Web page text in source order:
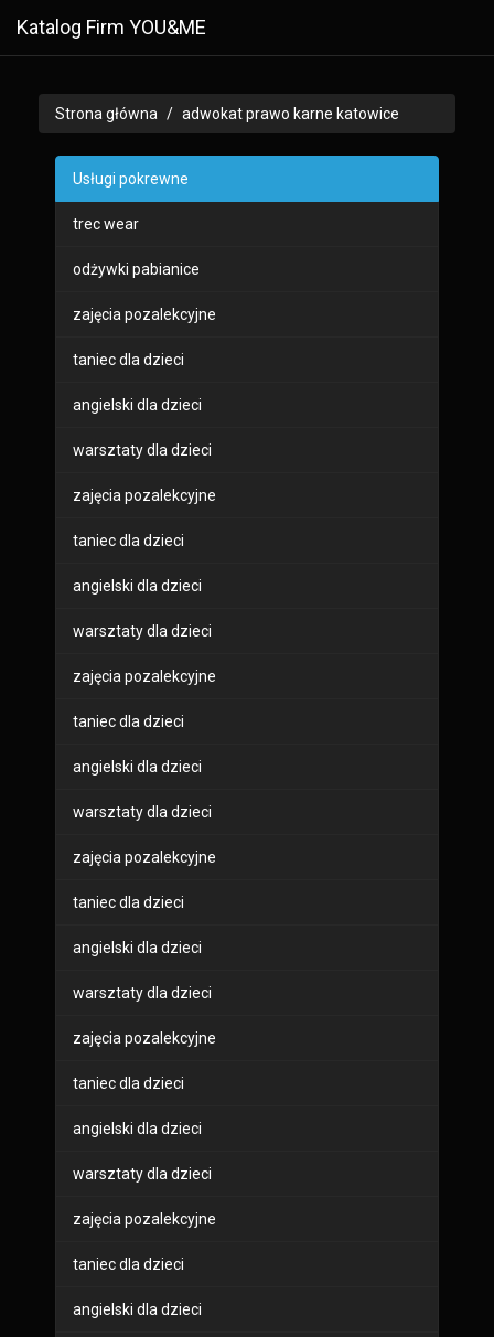
Katalog Firm YOU&ME
Strona główna adwokat prawo karne katowice
Usługi pokrewne
trec wear
odżywki pabianice
zajęcia pozalekcyjne
taniec dla dzieci
angielski dla dzieci
warsztaty dla dzieci
zajęcia pozalekcyjne
taniec dla dzieci
angielski dla dzieci
warsztaty dla dzieci
zajęcia pozalekcyjne
taniec dla dzieci
angielski dla dzieci
warsztaty dla dzieci
zajęcia pozalekcyjne
taniec dla dzieci
angielski dla dzieci
warsztaty dla dzieci
zajęcia pozalekcyjne
taniec dla dzieci
angielski dla dzieci
warsztaty dla dzieci
zajęcia pozalekcyjne
taniec dla dzieci
angielski dla dzieci